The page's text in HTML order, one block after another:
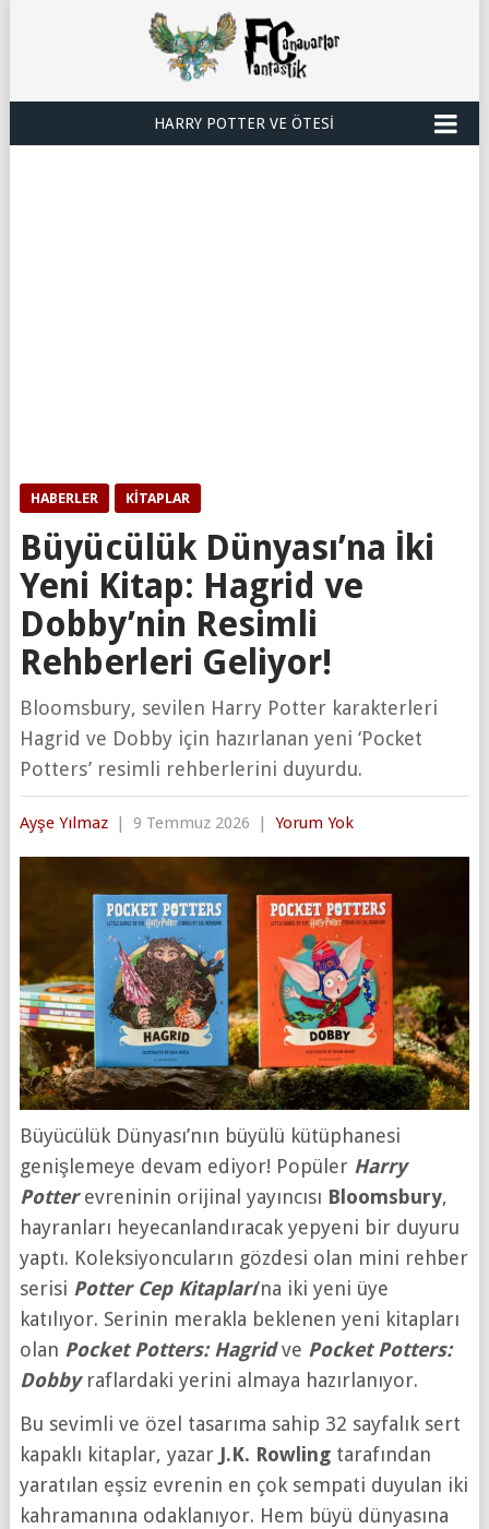
HARRY POTTER VE ÖTESI
HABERLER KITAPLAR
Büyücülük Dünyası’na İki
Yeni Kitap: Hagrid ve
Dobby’nin Resimli
Rehberleri Geliyor!
Bloomsbury, sevilen Harry Potter karakterleri
Hagrid ve Dobby için hazırlanan yeni ‘Pocket
Potters’ resimli rehberlerini duyurdu.
Ayşe Yılmaz | 9 Temmuz 2026 | Yorum Yok
Büyücülük Dünyası’nın büyülü kütüphanesi
genişlemeye devam ediyor! Popüler Harry
Potterevreninin orijinal yayıncısı Bloomsbury,
hayranları heyecanlandıracak yepyeni bir duyuru
yaptı. Koleksiyoncuların gözdesi olan mini rehber
serisi Potter Cep Kitapları’na iki yeni üye
katılıyor. Serinin merakla beklenen yeni kitapları
olan Pocket Potters: Hagridve Pocket Potters:
Dobbyraflardaki yerini almaya hazırlanıyor.
Bu sevimli ve özel tasarıma sahip 32 sayfalık sert
kapaklı kitaplar, yazar J.K. Rowlingtarafından
yaratılan eşsiz evrenin en çok sempati duyulan iki
kahramanına odaklanıyor. Hem büyü dünyasına